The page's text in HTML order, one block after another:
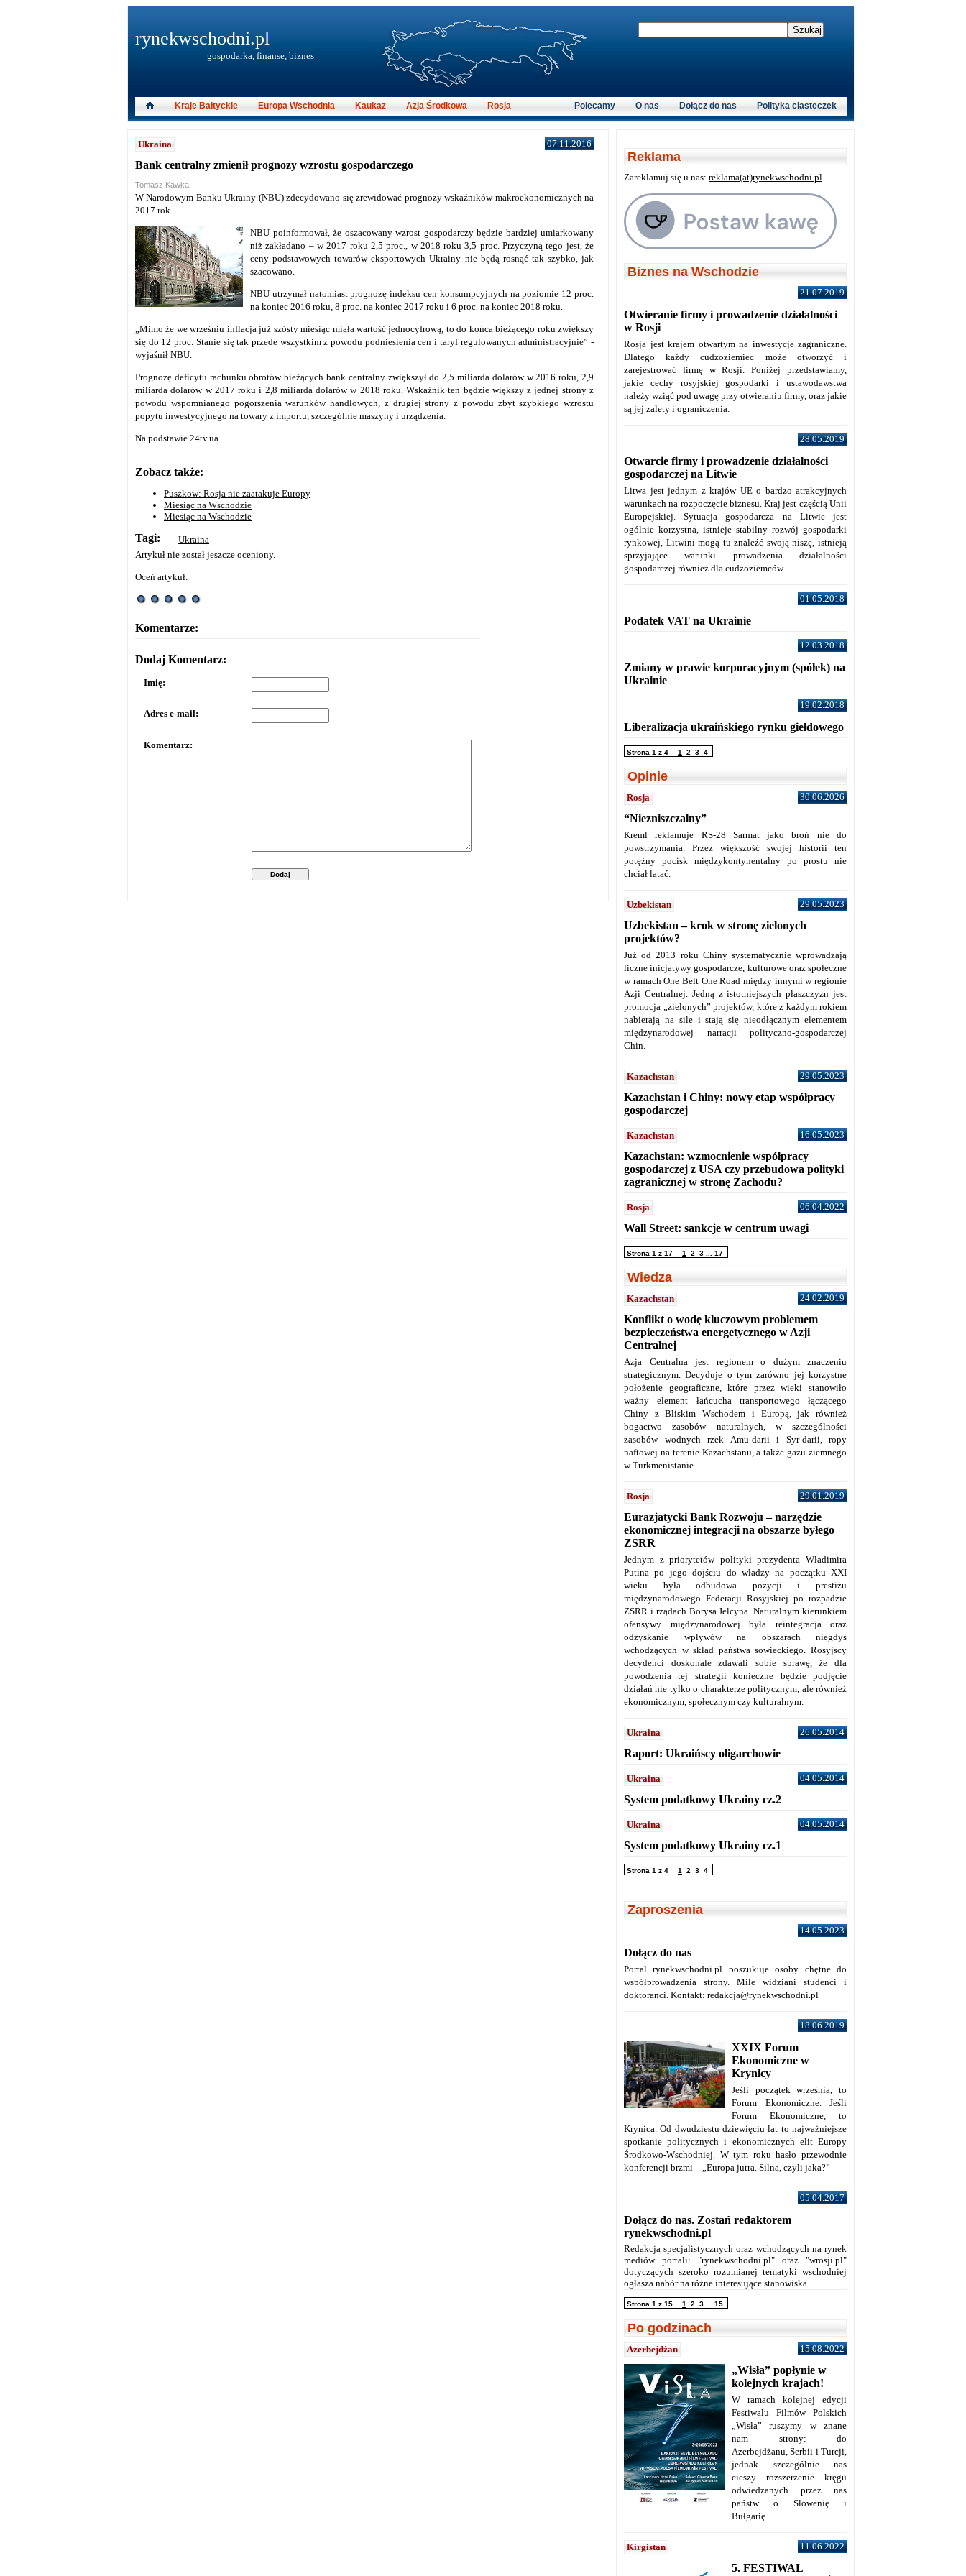
Ukraina 07.11.2016
Bank centralny zmienił prognozy wzrostu gospodarczego
Tomasz Kawka
W Narodowym Banku Ukrainy (NBU) zdecydowano się zrewidować prognozy wskaźników makroekonomicznych na
2017 rok.
NBU poinformował, że oszacowany wzrost gospodarczy będzie bardziej umiarkowany
niż zakładano – w 2017 roku 2,5 proc., w 2018 roku 3,5 proc. Przyczyną tego jest, że
ceny podstawowych towarów eksportowych Ukrainy nie będą rosnąć tak szybko, jak
szacowano.
NBU utrzymał natomiast prognozę indeksu cen konsumpcyjnych na poziomie 12 proc.
na koniec 2016 roku, 8 proc. na koniec 2017 roku i 6 proc. na koniec 2018 roku.
„Mimo że we wrześniu inflacja już szósty miesiąc miała wartość jednocyfrową, to do końca bieżącego roku zwiększy
się do 12 proc. Stanie się tak przede wszystkim z powodu podniesienia cen i taryf regulowanych administracyjnie” -
wyjaśnił NBU.
Prognozę deficytu rachunku obrotów bieżących bank centralny zwiększył do 2,5 miliarda dolarów w 2016 roku, 2,9
miliarda dolarów w 2017 roku i 2,8 miliarda dolarów w 2018 roku. Wskaźnik ten będzie większy z jednej strony z
powodu wspomnianego pogorszenia warunków handlowych, z drugiej strony z powodu zbyt szybkiego wzrostu
popytu inwestycyjnego na towary z importu, szczególnie maszyny i urządzenia.
Na podstawie 24tv.ua
Zobacz także:
Puszkow: Rosja nie zaatakuje Europy
Miesiąc na Wschodzie
Miesiąc na Wschodzie
Tagi:
Ukraina
Artykuł nie został jeszcze oceniony.
Oceń artykuł:
Komentarze:
Dodaj Komentarz:
Imię:
Adres e-mail:
Komentarz:
Dodaj
rynekwschodni.pl
gospodarka, finanse, biznes
Kraje Bałtyckie Europa Wschodnia Kaukaz Azja Środkowa Rosja Polityka ciasteczek
Dołącz do nas
O nas
Polecamy
Reklama
Zareklamuj się u nas: reklama(at)rynekwschodni.pl
Biznes na Wschodzie
21.07.2019
Otwieranie firmy i prowadzenie działalności
w Rosji
Rosja jest krajem otwartym na inwestycje zagraniczne.
Dlatego każdy cudzoziemiec może otworzyć i
zarejestrować firmę w Rosji. Poniżej przedstawiamy,
jakie cechy rosyjskiej gospodarki i ustawodawstwa
należy wziąć pod uwagę przy otwieraniu firmy, oraz jakie
są jej zalety i ograniczenia.
28.05.2019
Otwarcie firmy i prowadzenie działalności
gospodarczej na Litwie
Litwa jest jednym z krajów UE o bardzo atrakcyjnych
warunkach na rozpoczęcie biznesu. Kraj jest częścią Unii
Europejskiej. Sytuacja gospodarcza na Litwie jest
ogólnie korzystna, istnieje stabilny rozwój gospodarki
rynkowej, Litwini mogą tu znaleźć swoją niszę, istnieją
sprzyjające warunki prowadzenia działalności
gospodarczej również dla cudzoziemców.
01.05.2018
Podatek VAT na Ukrainie
12.03.2018
Zmiany w prawie korporacyjnym (spółek) na
Ukrainie
19.02.2018
Liberalizacja ukraińskiego rynku giełdowego
Strona 1 z 4 1 2 3 4
Opinie
Rosja 30.06.2026
“Niezniszczalny”
Kreml reklamuje RS-28 Sarmat jako broń nie do
powstrzymania. Przez większość swojej historii ten
potężny pocisk międzykontynentalny po prostu nie
chciał latać.
Uzbekistan 29.05.2023
Uzbekistan – krok w stronę zielonych
projektów?
Już od 2013 roku Chiny systematycznie wprowadzają
liczne inicjatywy gospodarcze, kulturowe oraz społeczne
w ramach One Belt One Road między innymi w regionie
Azji Centralnej. Jedną z istotniejszych płaszczyzn jest
promocja „zielonych” projektów, które z każdym rokiem
nabierają na sile i stają się nieodłącznym elementem
międzynarodowej narracji polityczno-gospodarczej
Chin.
Kazachstan 29.05.2023
Kazachstan i Chiny: nowy etap współpracy
gospodarczej
Kazachstan 16.05.2023
Kazachstan: wzmocnienie współpracy
gospodarczej z USA czy przebudowa polityki
zagranicznej w stronę Zachodu?
Rosja 06.04.2022
Wall Street: sankcje w centrum uwagi
Strona 1 z 17 1 2 3 17
Wiedza
Kazachstan 24.02.2019
Konflikt o wodę kluczowym problemem
bezpieczeństwa energetycznego w Azji
Centralnej
Azja Centralna jest regionem o dużym znaczeniu
strategicznym. Decyduje o tym zarówno jej korzystne
położenie geograficzne, które przez wieki stanowiło
ważny element łańcucha transportowego łączącego
Chiny z Bliskim Wschodem i Europą, jak również
bogactwo zasobów naturalnych, w szczególności
zasobów wodnych rzek Amu-darii i Syr-darii, ropy
naftowej na terenie Kazachstanu, a także gazu ziemnego
w Turkmenistanie.
Rosja 29.01.2019
Eurazjatycki Bank Rozwoju – narzędzie
ekonomicznej integracji na obszarze byłego
ZSRR
Jednym z priorytetów polityki prezydenta Władimira
Putina po jego dojściu do władzy na początku XXI
wieku była odbudowa pozycji i prestiżu
międzynarodowego Federacji Rosyjskiej po rozpadzie
ZSRR i rządach Borysa Jelcyna. Naturalnym kierunkiem
ofensywy międzynarodowej była reintegracja oraz
odzyskanie wpływów na obszarach niegdyś
wchodzących w skład państwa sowieckiego. Rosyjscy
decydenci doskonale zdawali sobie sprawę, że dla
powodzenia tej strategii konieczne będzie podjęcie
działań nie tylko o charakterze politycznym, ale również
ekonomicznym, społecznym czy kulturalnym.
Ukraina 26.05.2014
Raport: Ukraińscy oligarchowie
Ukraina 04.05.2014
System podatkowy Ukrainy cz.2
Ukraina 04.05.2014
System podatkowy Ukrainy cz.1
Strona 1 z 4 1 2 3 4
Zaproszenia
14.05.2023
Dołącz do nas
Portal rynekwschodni.pl poszukuje osoby chętne do
współprowadzenia strony. Mile widziani studenci i
doktoranci. Kontakt: redakcja@rynekwschodni.pl
18.06.2019
XXIX Forum
Ekonomiczne w
Krynicy
Jeśli początek września, to
Forum Ekonomiczne. Jeśli
Forum Ekonomiczne, to
Krynica. Od dwudziestu dziewięciu lat to najważniejsze
spotkanie politycznych i ekonomicznych elit Europy
Środkowo-Wschodniej. W tym roku hasło przewodnie
konferencji brzmi – „Europa jutra. Silna, czyli jaka?”
05.04.2017
Dołącz do nas. Zostań redaktorem
rynekwschodni.pl
Redakcja specjalistycznych oraz wchodzących na rynek
mediów portali: "rynekwschodni.pl" oraz "wrosji.pl"
dotyczących szeroko rozumianej tematyki wschodniej
ogłasza nabór na różne interesujące stanowiska.
Strona 1 z 15 1 2 3 15
Po godzinach
Azerbejdżan 15.08.2022
„Wisła” popłynie w
kolejnych krajach!
W ramach kolejnej edycji
Festiwalu Filmów Polskich
„Wisła” ruszymy w znane
nam strony: do
Azerbejdżanu, Serbii i Turcji,
jednak szczególnie nas
cieszy rozszerzenie kręgu
odwiedzanych przez nas
państw o Słowenię i
Bułgarię.
Kirgistan 11.06.2022
5. FESTIWAL